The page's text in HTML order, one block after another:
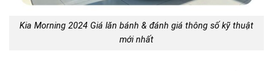
Kia Morning 2024 Giá lăn bánh & đánh giá thông số kỹ thuật
mới nhất